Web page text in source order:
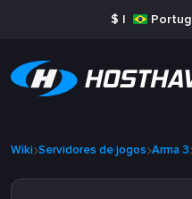
$ |
Wiki Servidores de jogos Arma 3